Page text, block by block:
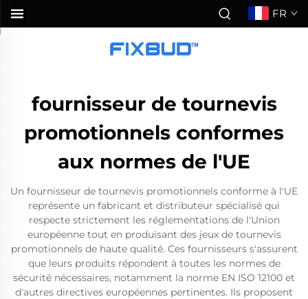
FR
fournisseur de tournevis
promotionnels conformes
aux normes de l'UE
Un fournisseur de tournevis promotionnels conforme à l'UE
représente un fabricant et distributeur spécialisé qui
respecte strictement les réglementations de l'Union
européenne tout en produisant des jeux de tournevis
promotionnels de haute qualité. Ces fournisseurs s'assurent
que leurs produits répondent à toutes les normes de
sécurité nécessaires, notamment la norme EN ISO 12100 et
d'autres directives européennes pertinentes. Ils proposent